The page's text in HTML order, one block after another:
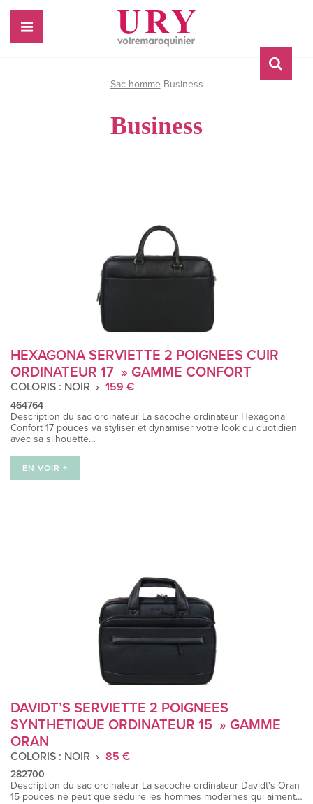
Sac homme Business
Business
HEXAGONA SERVIETTE 2 POIGNEES CUIR
ORDINATEUR 17 » GAMME CONFORT
COLORIS : NOIR 159 €
464764
Description du sac ordinateur La sacoche ordinateur ​Hexagona
Confort 17 pouces va styliser et dynamiser votre look du quotidien
avec sa silhouette…
EN VOIR +
DAVIDT’S SERVIETTE 2 POIGNEES
SYNTHETIQUE ORDINATEUR 15 » GAMME
ORAN
COLORIS : NOIR 85 €
282700
Description du sac ordinateur La sacoche ordinateur Davidt's Oran
15 pouces ne peut que séduire les hommes modernes qui aiment…